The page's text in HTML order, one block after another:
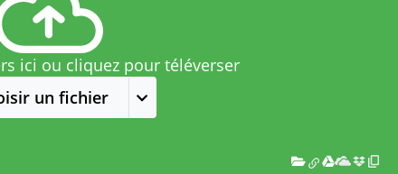
ici ou cliquez pour téléverser
un fichier